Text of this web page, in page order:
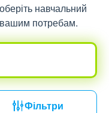
навчальний
потребам.
Фільтри